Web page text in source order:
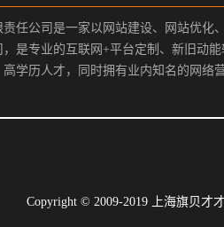
责任公司是一家以网站建设、网站优
是专业的互联网+平台定制、新旧动
学历人才，同时拥有业内知名的网络
Copyright © 2009-2019 上海旗贝